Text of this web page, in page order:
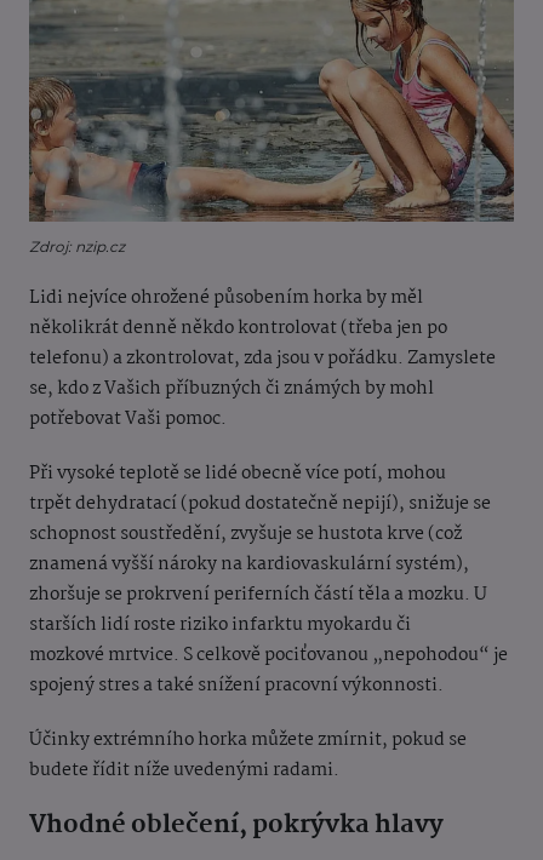
Zdroj: nzip.cz
Lidi nejvíce ohrožené působením horka by měl
několikrát denně někdo kontrolovat (třeba jen po
telefonu) a zkontrolovat, zda jsou v pořádku. Zamyslete
se, kdo z Vašich příbuzných či známých by mohl
potřebovat Vaši pomoc.
Při vysoké teplotě se lidé obecně více potí, mohou
trpět dehydratací (pokud dostatečně nepijí), snižuje se
schopnost soustředění, zvyšuje se hustota krve (což
znamená vyšší nároky na kardiovaskulární systém),
zhoršuje se prokrvení periferních částí těla a mozku. U
starších lidí roste riziko infarktu myokardu či
mozkové mrtvice. S celkově pociťovanou „nepohodou“ je
spojený stres a také snížení pracovní výkonnosti.
Účinky extrémního horka můžete zmírnit, pokud se
budete řídit níže uvedenými radami.
Vhodné oblečení, pokrývka hlavy